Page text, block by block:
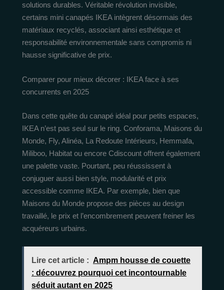
solutions durables. Véritable révolution invisible,
certains mini canapés IKEA intègrent désormais des
matériaux recyclés, associant ainsi esthétique et
responsabilité environnementale sans compromis ni
hausse significative de prix.
Comparer pour mieux décorer : IKEA face à ses
concurrents en 2025
Dans cette quête du canapé idéal pour petits espaces,
IKEA n’est pas seul sur le ring. Conforama, Maisons du
Monde, Fly, Alinéa, La Redoute Intérieurs, Hemmafa,
Miliboo, Habitat ou encore Cdiscount offrent également
une palette vaste. Pourtant, peu réussissent à
conjuguer aussi bien style, modularité et prix
accessible comme IKEA. Par exemple, bien que
Maisons du Monde propose des pièces au design
travaillé, le prix et l’encombrement peuvent freiner les
acquéreurs urbains.
Lire cet article : Ampm housse de couette
: découvrez pourquoi cet incontournable
séduit autant en 2025